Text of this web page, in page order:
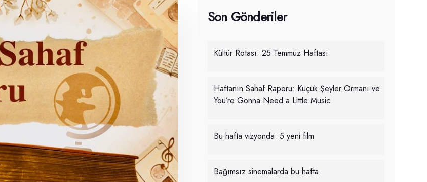
Son Gönderiler
Kültür Rotası: 25 Temmuz Haftası
Haftanın Sahaf Raporu: Küçük Şeyler Ormanı ve
You’re Gonna Need a Little Music
Bu hafta vizyonda: 5 yeni film
Bağımsız sinemalarda bu hafta